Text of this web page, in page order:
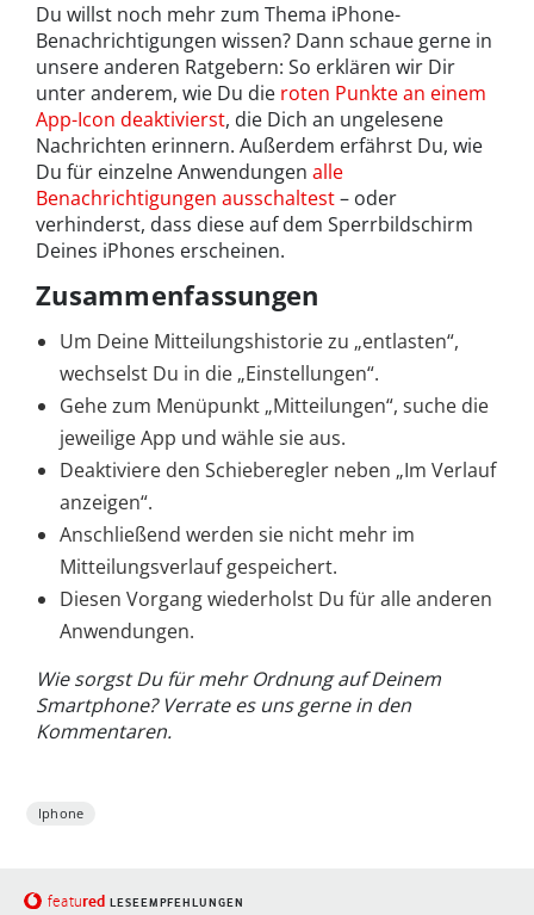
Du willst noch mehr zum Thema iPhone-
Benachrichtigungen wissen? Dann schaue gerne in
unsere anderen Ratgebern: So erklären wir Dir
unter anderem, wie Du die roten Punkte an einem
App-Icon deaktivierst, die Dich an ungelesene
Nachrichten erinnern. Außerdem erfährst Du, wie
Du für einzelne Anwendungen alle
Benachrichtigungen ausschaltest– oder
verhinderst, dass diese auf dem Sperrbildschirm
Deines iPhones erscheinen.
Zusammenfassungen
Um Deine Mitteilungshistorie zu „entlasten“,
wechselst Du in die „Einstellungen“.
Gehe zum Menüpunkt „Mitteilungen“, suche die
jeweilige App und wähle sie aus.
Deaktiviere den Schieberegler neben „Im Verlauf
anzeigen“.
Anschließend werden sie nicht mehr im
Mitteilungsverlauf gespeichert.
Diesen Vorgang wiederholst Du für alle anderen
Anwendungen.
Wie sorgst Du für mehr Ordnung auf Deinem
Smartphone? Verrate es uns gerne in den
Kommentaren.
Iphone
featured LESEEMPFEHLUNGEN